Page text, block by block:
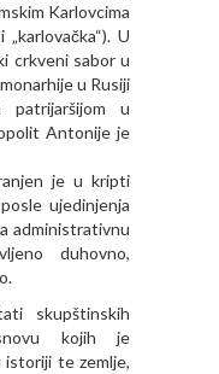
Karlovcima
U
crkveni sabor u
u Rusiji
patrijaršijom u
Antonije je
je u kripti
ujedinjenja
administrativnu
duhovno,
skupštinskih
kojih je
te zemlje,